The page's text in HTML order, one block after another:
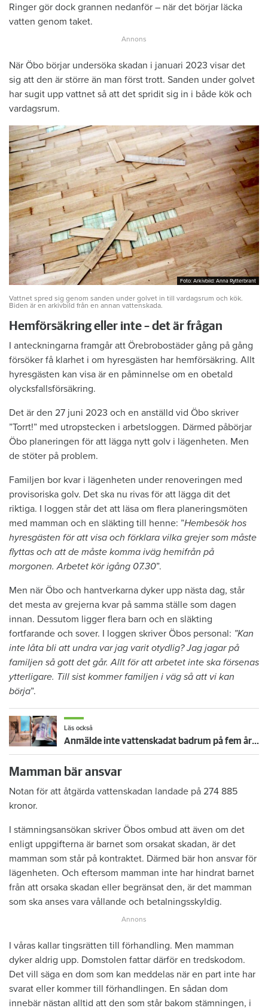
Ringer gör dock grannen nedanför – när det börjar läcka
vatten genom taket.
När Öbo börjar undersöka skadan i januari 2023 visar det
sig att den är större än man först trott. Sanden under golvet
har sugit upp vattnet så att det spridit sig in i både kök och
vardagsrum.
Foto: Arkivbild: Anna Rytterbrant
Foto: Arkivbild: Anna Rytterbrant
Vattnet spred sig genom sanden under golvet in till vardagsrum och kök.
Biden är en arkivbild från en annan vattenskada.
Hemförsäkring eller inte – det är frågan
I anteckningarna framgår att Örebrobostäder gång på gång
försöker få klarhet i om hyresgästen har hemförsäkring. Allt
hyresgästen kan visa är en påminnelse om en obetald
olycksfallsförsäkring.
Det är den 27 juni 2023 och en anställd vid Öbo skriver
”Torrt!” med utropstecken i arbetsloggen. Därmed påbörjar
Öbo planeringen för att lägga nytt golv i lägenheten. Men
de stöter på problem.
Familjen bor kvar i lägenheten under renoveringen med
provisoriska golv. Det ska nu rivas för att lägga dit det
riktiga. I loggen står det att läsa om flera planeringsmöten
med mamman och en släkting till henne: ”Hembesök hos
hyresgästen för att visa och förklara vilka grejer som måste
flyttas och att de måste komma iväg hemifrån på
morgonen. Arbetet kör igång 07.30”.
Men när Öbo och hantverkarna dyker upp nästa dag, står
det mesta av grejerna kvar på samma ställe som dagen
innan. Dessutom ligger flera barn och en släkting
fortfarande och sover. I loggen skriver Öbos personal: ”Kan
inte låta bli att undra var jag varit otydlig? Jag jagar på
familjen så gott det går. Allt för att arbetet inte ska försenas
ytterligare. Till sist kommer familjen i väg så att vi kan
börja”.
Läs också
Anmälde inte vattenskadat badrum på fem år – krävs på 125 000 kronor
Mamman bär ansvar
Notan för att åtgärda vattenskadan landade på 274 885
kronor.
I stämningsansökan skriver Öbos ombud att även om det
enligt uppgifterna är barnet som orsakat skadan, är det
mamman som står på kontraktet. Därmed bär hon ansvar för
lägenheten. Och eftersom mamman inte har hindrat barnet
från att orsaka skadan eller begränsat den, är det mamman
som ska anses vara vållande och betalningsskyldig.
I våras kallar tingsrätten till förhandling. Men mamman
dyker aldrig upp. Domstolen fattar därför en tredskodom.
Det vill säga en dom som kan meddelas när en part inte har
svarat eller kommer till förhandlingen. En sådan dom
innebär nästan alltid att den som står bakom stämningen, i